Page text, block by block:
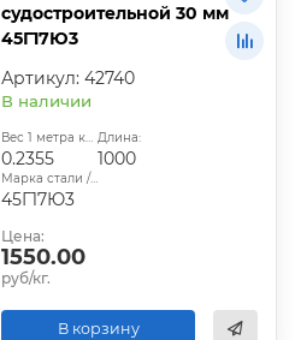
судостроительной 30 мм
45Г17Ю3
Артикул: 42740
В наличии
Вес 1 метра квадратного, т:
0.2355
Длина:
1000
Марка стали / сплава:
45Г17Ю3
Цена:
1550.00
руб/кг.
В корзину